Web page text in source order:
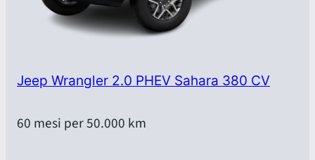
Jeep Wrangler 2.0 PHEV Sahara 380 CV
60 mesi per 50.000 km